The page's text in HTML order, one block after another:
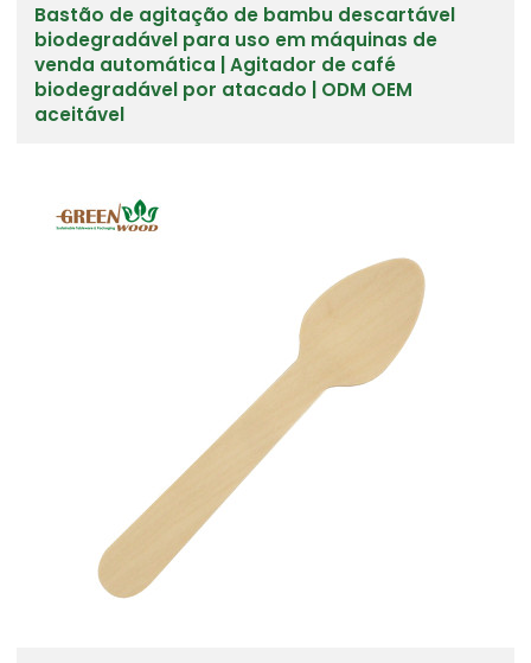
Bastão de agitação de bambu descartável
biodegradável para uso em máquinas de
venda automática | Agitador de café
biodegradável por atacado | ODM OEM
aceitável